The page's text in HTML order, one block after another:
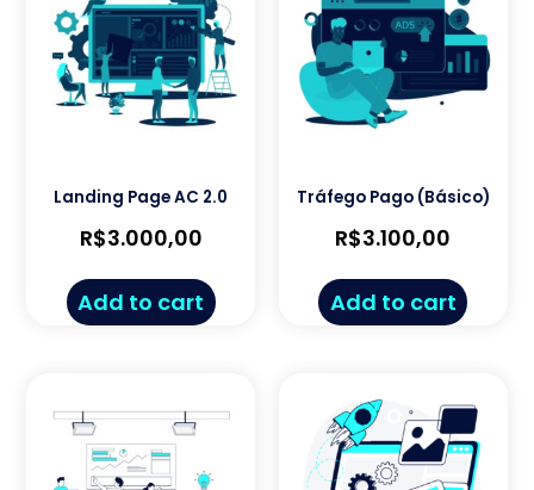
Landing Page AC 2.0
R$3.000,00
Add to cart
Tráfego Pago (Básico)
R$3.100,00
Add to cart